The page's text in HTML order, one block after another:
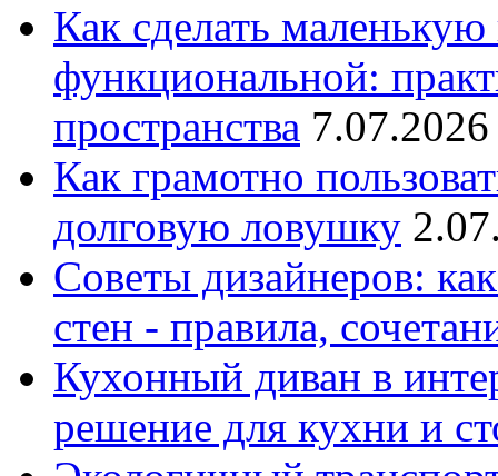
Как сделать
функциональной:
пространства
Как грамотно
долговую ловушку
Советы дизайнеров:
стен - правила,
Кухонный диван в
решение для кухни и